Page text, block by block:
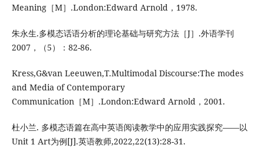
Meaning［M］.London:Edward Arnold，1978.
朱永生.多模态话语分析的理论基础与研究方法［J］.外语学刊
2007，（5）：82-86.
Kress,G&van Leeuwen,T.Multimodal Discourse:The modes
and Media of Contemporary
Communication［M］.London:Edward Arnold，2001.
杜小兰. 多模态语篇在高中英语阅读教学中的应用实践探究——以
Unit 1 Art为例[J].英语教师,2022,22(13):28-31.